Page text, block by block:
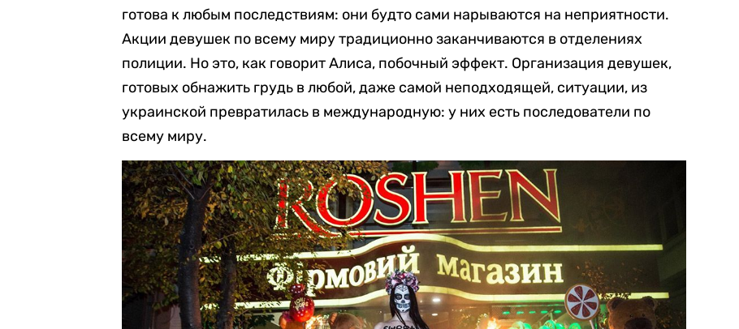
готова к любым последствиям: они будто сами нарываются на неприятности.
Акции девушек по всему миру традиционно заканчиваются в отделениях
полиции. Но это, как говорит Алиса, побочный эффект. Организация девушек,
готовых обнажить грудь в любой, даже самой неподходящей, ситуации, из
украинской превратилась в международную: у них есть последователи по
всему миру.